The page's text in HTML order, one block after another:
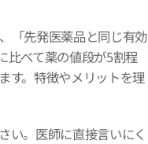
「先発医薬品と同じ有効
比べて薬の値段が5割程
す。特徴やメリットを理
い。医師に直接言いにく